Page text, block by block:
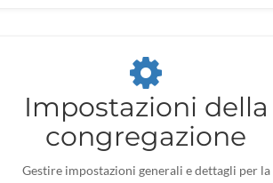
Impostazioni della
congregazione
Gestire impostazioni generali e dettagli per la